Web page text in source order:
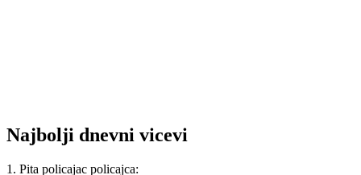
Najbolji dnevni vicevi
1. Pita policajac policajca: